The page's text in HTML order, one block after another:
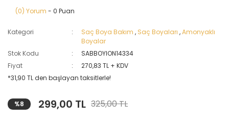
(0) Yorum - 0 Puan
Kategori Saç Boya Bakım , Saç Boyaları ,Amonyaklı
Boyalar
Stok Kodu
SABBOYION14334
Fiyat
270,83 TL + KDV
*31,90 TL den başlayan taksitlerle!
%8 299,00 TL 325,00 TL